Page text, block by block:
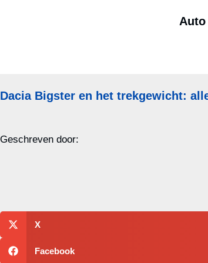
Dacia Bigster en het trekgewicht:
Geschreven door:
X
Facebook